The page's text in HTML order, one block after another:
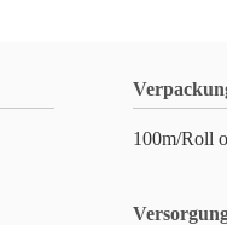
100m/Roll